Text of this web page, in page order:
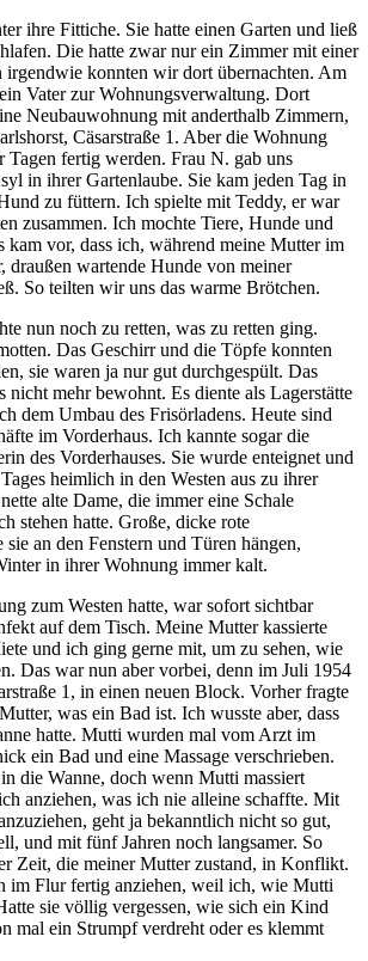
ihre Fittiche. Sie hatte einen Garten und ließ
Die hatte zwar nur ein Zimmer mit einer
irgendwie konnten wir dort übernachten. Am
Vater zur Wohnungsverwaltung. Dort
Neubauwohnung mit anderthalb Zimmern,
Cäsarstraße 1. Aber die Wohnung
Tagen fertig werden. Frau N. gab uns
in ihrer Gartenlaube. Sie kam jeden Tag in
zu füttern. Ich spielte mit Teddy, er war
zusammen. Ich mochte Tiere, Hunde und
kam vor, dass ich, während meine Mutter im
draußen wartende Hunde von meiner
So teilten wir uns das warme Brötchen.
nun noch zu retten, was zu retten ging.
Das Geschirr und die Töpfe konnten
sie waren ja nur gut durchgespült. Das
nicht mehr bewohnt. Es diente als Lagerstätte
dem Umbau des Frisörladens. Heute sind
im Vorderhaus. Ich kannte sogar die
des Vorderhauses. Sie wurde enteignet und
heimlich in den Westen aus zu ihrer
alte Dame, die immer eine Schale
stehen hatte. Große, dicke rote
sie an den Fenstern und Türen hängen,
in ihrer Wohnung immer kalt.
zum Westen hatte, war sofort sichtbar
auf dem Tisch. Meine Mutter kassierte
und ich ging gerne mit, um zu sehen, wie
Das war nun aber vorbei, denn im Juli 1954
1, in einen neuen Block. Vorher fragte
was ein Bad ist. Ich wusste aber, dass
hatte. Mutti wurden mal vom Arzt im
ein Bad und eine Massage verschrieben.
die Wanne, doch wenn Mutti massiert
anziehen, was ich nie alleine schaffte. Mit
geht ja bekanntlich nicht so gut,
und mit fünf Jahren noch langsamer. So
Zeit, die meiner Mutter zustand, in Konflikt.
im Flur fertig anziehen, weil ich, wie Mutti
sie völlig vergessen, wie sich ein Kind
mal ein Strumpf verdreht oder es klemmt